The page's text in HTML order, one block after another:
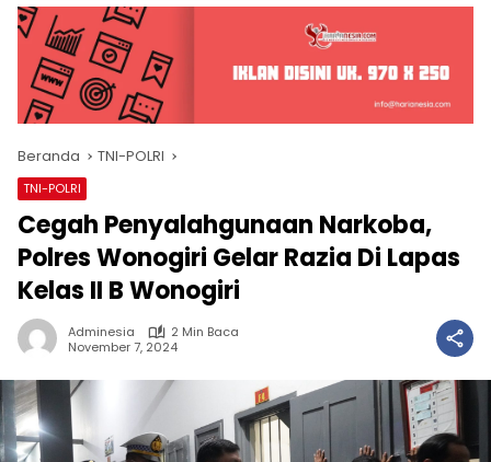
Beranda TNI-POLRI
TNI-POLRI
Cegah Penyalahgunaan Narkoba,
Polres Wonogiri Gelar Razia Di Lapas
Kelas II B Wonogiri
Adminesia
2 Min Baca
November 7, 2024